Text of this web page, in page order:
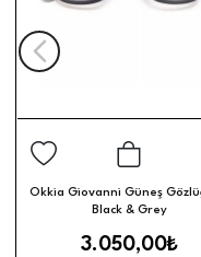
Okkia Giovanni Güneş
Black & Grey
3.050,00₺